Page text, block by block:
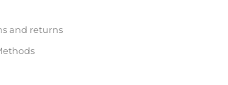
and returns